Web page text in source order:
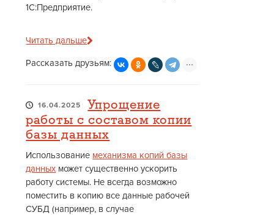
1С:Предприятие.
Читать дальше
Рассказать друзьям:
16.04.2025
Упрощение
работы с составом копии
базы данных
Использование механизма копий базы
данных может существенно ускорить
работу системы. Не всегда возможно
поместить в копию все данные рабочей
СУБД (например, в случае